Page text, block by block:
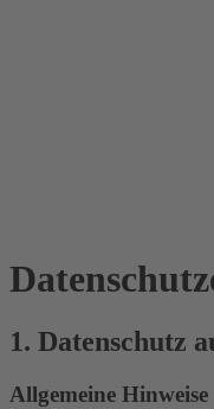
1. Datenschutz
Allgemeine Hinweise